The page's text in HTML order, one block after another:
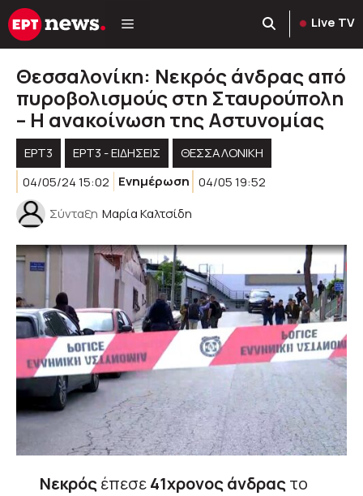
Μετάβαση
σε
Live TV
Θεσσαλονίκη: Νεκρός άνδρας από
πυροβολισμούς στη Σταυρούπολη
– Η ανακοίνωση της Αστυνομίας
ΕΡΤ3 ΕΡΤ3 - ΕΙΔΉΣΕΙΣ
ΘΕΣΣΑΛΟΝΙΚΗ
04/05/24 15:02
Ενημέρωση 04/05 19:52
Σύνταξη Μαρία Καλτσίδη
Νεκρόςέπεσε41χρονος άνδραςτο